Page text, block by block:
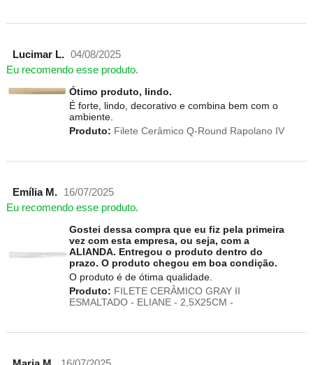
Lucimar L. 04/08/2025
Eu recomendo esse produto.
Ótimo produto, lindo.
É forte, lindo, decorativo e combina bem com o
ambiente.
Produto: Filete Cerâmico Q-Round Rapolano IV
Emília M.
16/07/2025
Eu recomendo esse produto.
Gostei dessa compra que eu fiz pela primeira
vez com esta empresa, ou seja, com a
ALIANDA. Entregou o produto dentro do
prazo. O produto chegou em boa condição.
O produto é de ótima qualidade.
Produto: FILETE CERÂMICO GRAY II
ESMALTADO - ELIANE - 2,5X25CM -